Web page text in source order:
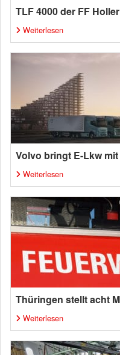
TLF 4000 der FF
Weiterlesen
Volvo bringt E-Lkw
Weiterlesen
Thüringen stellt acht
Weiterlesen